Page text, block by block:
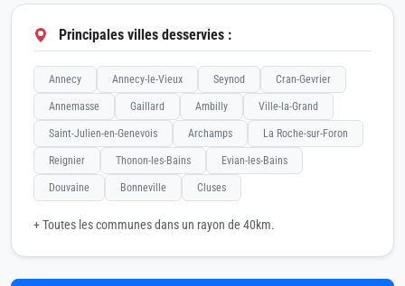
Principales villes desservies :
Annecy Annecy-le-Vieux Seynod Cran-Gevrier
Annemasse Gaillard Ambilly Ville-la-Grand
Saint-Julien-en-Genevois Archamps La Roche-sur-Foron
Reignier Thonon-les-Bains Evian-les-Bains
Douvaine Bonneville Cluses
+ Toutes les communes dans un rayon de 40km.